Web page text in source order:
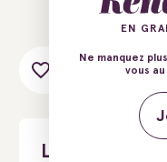
Ajouter au
Les Gîtes de
EN
Ne manquez
vous